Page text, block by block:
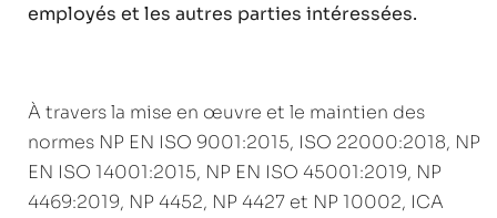
employés et les autres parties intéressées.
À travers la mise en œuvre et le maintien des
normes NP EN ISO 9001:2015, ISO 22000:2018, NP
EN ISO 14001:2015, NP EN ISO 45001:2019, NP
4469:2019, NP 4452, NP 4427 et NP 10002, ICA